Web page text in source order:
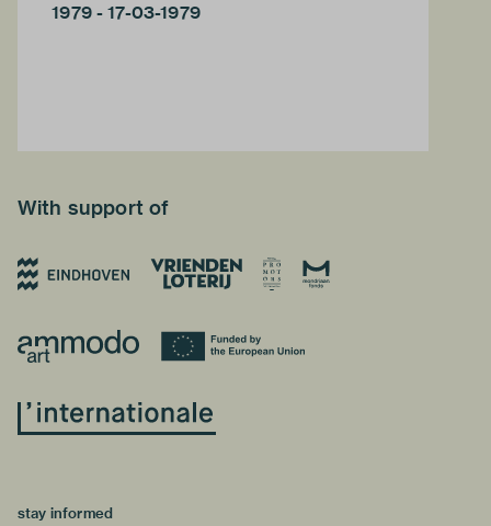
1979 - 17-03-1979
With support of
stay informed